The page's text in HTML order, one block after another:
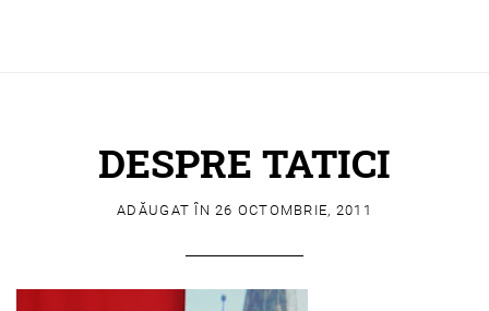
DESPRE TATICI
ADĂUGAT ÎN26 OCTOMBRIE, 2011